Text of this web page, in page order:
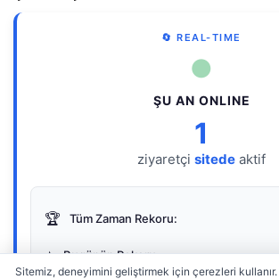
🔄 REAL-TIME
●
ŞU AN ONLINE
1
ziyaretçi sitede aktif
🏆 Tüm Zaman Rekoru:
⭐ Bugünün Rekoru:
Sitemiz, deneyimini geliştirmek için çerezleri kullanır.